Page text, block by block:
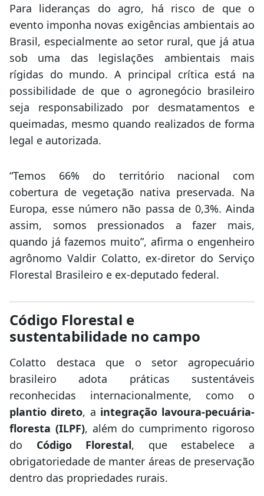
Para lideranças do agro, há risco de que o
evento imponha novas exigências ambientais ao
Brasil, especialmente ao setor rural, que já atua
sob uma das legislações ambientais mais
rígidas do mundo. A principal crítica está na
possibilidade de que o agronegócio brasileiro
seja responsabilizado por desmatamentos e
queimadas, mesmo quando realizados de forma
legal e autorizada.
“Temos 66% do território nacional com
cobertura de vegetação nativa preservada. Na
Europa, esse número não passa de 0,3%. Ainda
assim, somos pressionados a fazer mais,
quando já fazemos muito”, afirma o engenheiro
agrônomo Valdir Colatto, ex-diretor do Serviço
Florestal Brasileiro e ex-deputado federal.
Código Florestal e
sustentabilidade no campo
Colatto destaca que o setor agropecuário
brasileiro adota práticas sustentáveis
reconhecidas internacionalmente, como o
plantio direto, a integração lavoura-pecuária-
floresta (ILPF), além do cumprimento rigoroso
do Código Florestal, que estabelece a
obrigatoriedade de manter áreas de preservação
dentro das propriedades rurais.